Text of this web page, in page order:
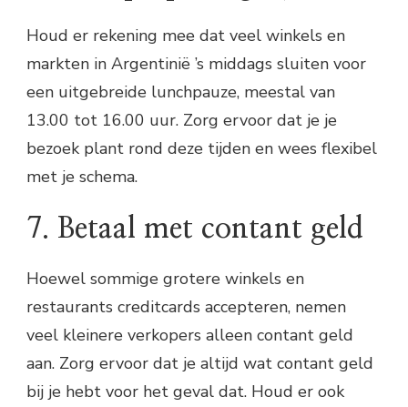
Houd er rekening mee dat veel winkels en
markten in Argentinië ’s middags sluiten voor
een uitgebreide lunchpauze, meestal van
13.00 tot 16.00 uur. Zorg ervoor dat je je
bezoek plant rond deze tijden en wees flexibel
met je schema.
7. Betaal met contant geld
Hoewel sommige grotere winkels en
restaurants creditcards accepteren, nemen
veel kleinere verkopers alleen contant geld
aan. Zorg ervoor dat je altijd wat contant geld
bij je hebt voor het geval dat. Houd er ook